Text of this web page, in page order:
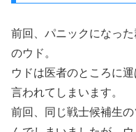
前回、パニックになっ
のウド。
ウドは医者のところに
言われてしまいます。
前回、同じ戦士候補生